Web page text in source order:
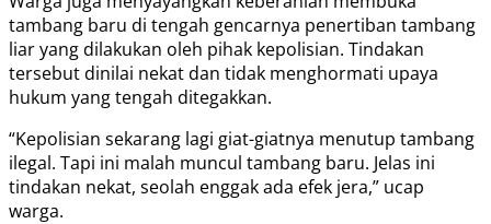
tambang baru di tengah gencarnya penertiban tambang
liar yang dilakukan oleh pihak kepolisian. Tindakan
tersebut dinilai nekat dan tidak menghormati upaya
hukum yang tengah ditegakkan.
“Kepolisian sekarang lagi giat-giatnya menutup tambang
ilegal. Tapi ini malah muncul tambang baru. Jelas ini
tindakan nekat, seolah enggak ada efek jera,” ucap
warga.